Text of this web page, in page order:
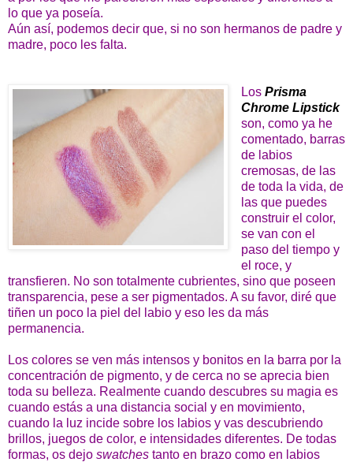
lo que ya poseía.
Aún así, podemos decir que, si no son hermanos de padre y
madre, poco les falta.
Los Prisma
Chrome Lipstick
son, como ya he
comentado, barras
de labios
cremosas, de las
de toda la vida, de
las que puedes
construir el color,
se van con el
paso del tiempo y
el roce, y
transfieren. No son totalmente cubrientes, sino que poseen
transparencia, pese a ser pigmentados. A su favor, diré que
tiñen un poco la piel del labio y eso les da más
permanencia.
Los colores se ven más intensos y bonitos en la barra por la
concentración de pigmento, y de cerca no se aprecia bien
toda su belleza. Realmente cuando descubres su magia es
cuando estás a una distancia social y en movimiento,
cuando la luz incide sobre los labios y vas descubriendo
brillos, juegos de color, e intensidades diferentes. De todas
formas, os dejo swatches tanto en brazo como en labios